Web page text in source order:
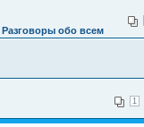
Разговоры обо всем
1